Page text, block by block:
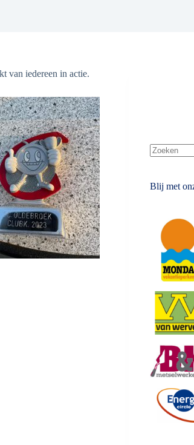
van iedereen in actie.
Blij met